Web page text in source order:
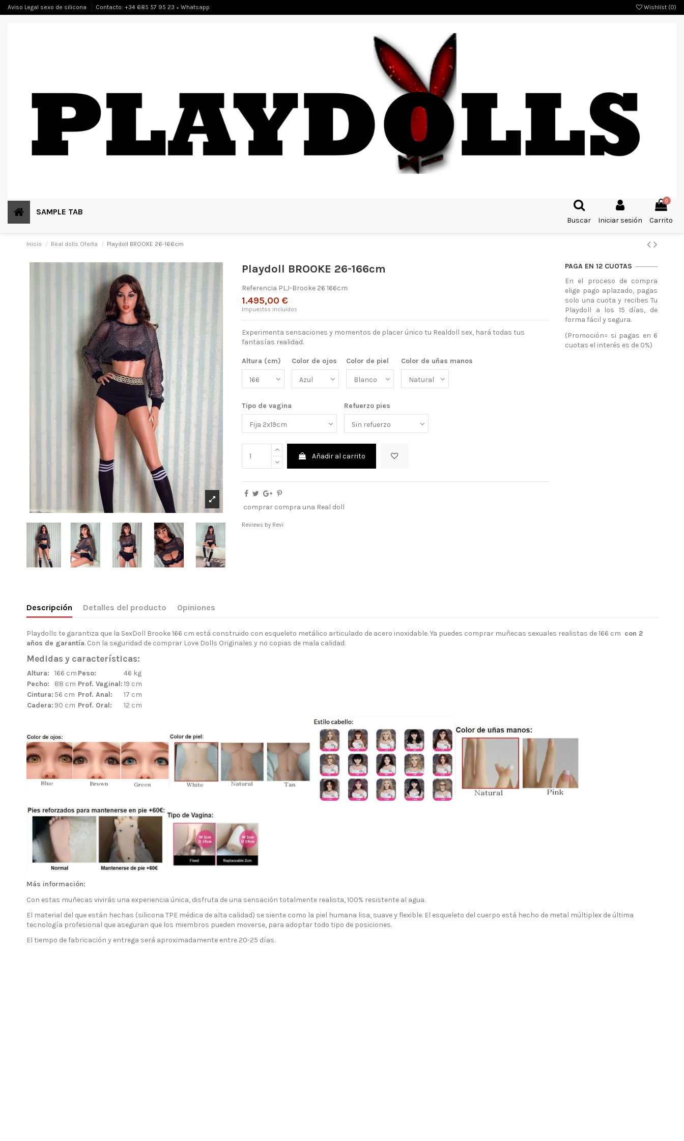
Aviso Legal sexo de silicona Contacto: +34 685 57 95 23 = Whatsapp Wishlist (0)
SAMPLE TAB
Buscar Iniciar sesión
0
Carrito
Inicio Real dolls Oferta Playdoll BROOKE 26-166cm
Playdoll BROOKE 26-166cm
Referencia PLJ-Brooke 26 166cm
1.495,00 €
Impuestos incluidos
Experimenta sensaciones y momentos de placer único tu Realdoll sex, hará todas tus
fantasías realidad.
Altura (cm) Color de ojos Color de piel Color de uñas manos
Tipo de vagina Refuerzo pies
Añadir al carrito
comprar compra una Real doll
Reviews by Revi
PAGA EN 12 CUOTAS
En el proceso de compra
elige pago aplazado, pagas
solo una cuota y recibes Tu
Playdoll a los 15 días, de
forma fácil y segura.
(Promoción= si pagas en 6
cuotas el interés es de 0%)
Descripción Detalles del producto Opiniones
Playdolls te garantiza que la SexDoll Brooke 166 cm está construido con esqueleto metálico articulado de acero inoxidable. Ya puedes comprar muñecas sexuales realistas de 166 cm con 2
años de garantía. Con la seguridad de comprar Love Dolls Originales y no copias de mala calidad.
Medidas y características:
Altura: 166 cm Peso:
46 kg
Pecho:
88 cm Prof. Vaginal:19 cm
Cintura: 56 cm Prof. Anal:
17 cm
Cadera: 90 cm Prof. Oral: 12 cm
Más información:
Con estas muñecas vivirás una experiencia única, disfruta de una sensación totalmente realista, 100% resistente al agua.
El material del que están hechas (silicona TPE médica de alta calidad) se siente como la piel humana lisa, suave y flexible. El esqueleto del cuerpo está hecho de metal múltiplex de última
tecnología profesional que aseguran que los miembros pueden moverse, para adoptar todo tipo de posiciones.
El tiempo de fabricación y entrega será aproximadamente entre 20-25 días.
Sign up to newsletter
Información:
Envío muñecas sexuales y entrega
Aviso Legal sexo de silicona
Inicio
Dudas y Preguntas
Pagos 100% Seguros
Playdolls Ofertas
Certificados
Fotos Tienda